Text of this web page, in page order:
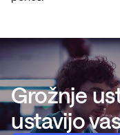
Grožnje
ustavijo